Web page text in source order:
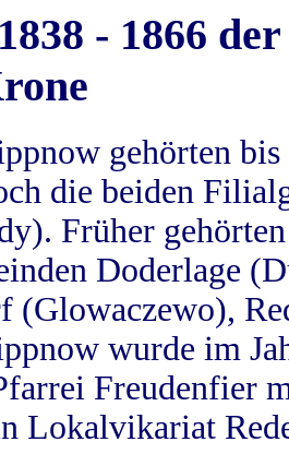
- 1866
gehörten
die beiden
Früher
Doderlage
(Glowaczewo),
wurde im
Freudenfier
Lokalvikariat